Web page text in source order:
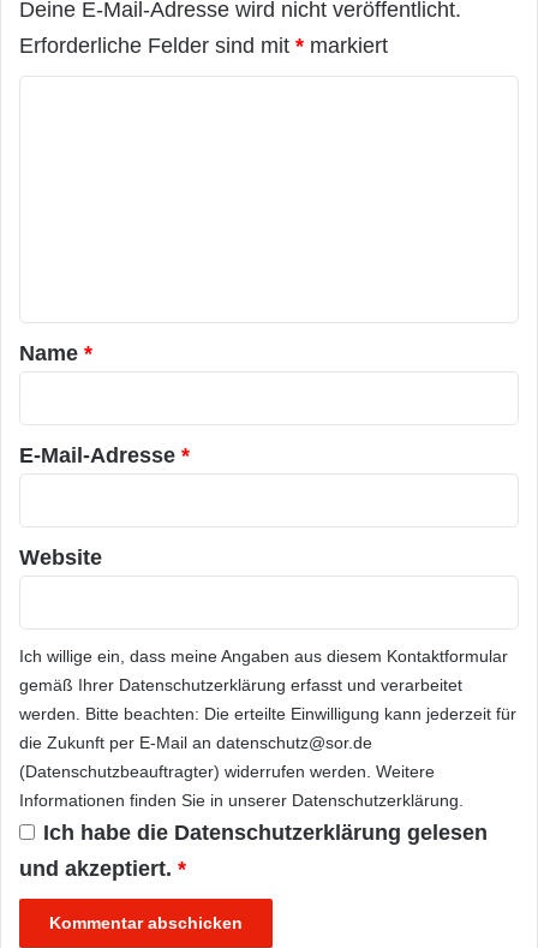
Deine E-Mail-Adresse wird nicht veröffentlicht.
Erforderliche Felder sind mit * markiert
a
r
*
Name *
E-Mail-Adresse *
Website
Ich willige ein, dass meine Angaben aus diesem Kontaktformular
gemäß Ihrer Datenschutzerklärung erfasst und verarbeitet
werden. Bitte beachten: Die erteilte Einwilligung kann jederzeit für
die Zukunft per E-Mail an datenschutz@sor.de
(Datenschutzbeauftragter) widerrufen werden. Weitere
Informationen finden Sie in unserer Datenschutzerklärung
Ich habe die Datenschutzerklärung gelesen
und akzeptiert. *